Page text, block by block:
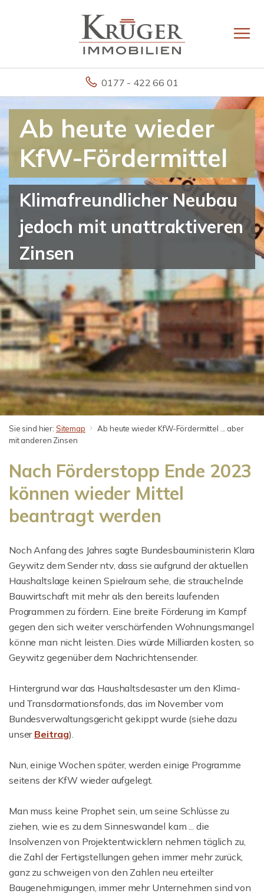
0177 - 422 66 01
Ab heute wieder
KfW-Fördermittel
Klimafreundlicher Neubau
jedoch mit unattraktiveren
Zinsen
Sie sind hier: Sitemap
Ab heute wieder KfW-Fördermittel ... aber
mit anderen Zinsen
Nach Förderstopp Ende 2023
können wieder Mittel
beantragt werden
Noch Anfang des Jahres sagte Bundesbauministerin Klara
Geywitz dem Sender ntv, dass sie aufgrund der aktuellen
Haushaltslage keinen Spielraum sehe, die strauchelnde
Bauwirtschaft mit mehr als den bereits laufenden
Programmen zu fördern. Eine breite Förderung im Kampf
gegen den sich weiter verschärfenden Wohnungsmangel
könne man nicht leisten. Dies würde Milliarden kosten, so
Geywitz gegenüber dem Nachrichtensender.
Hintergrund war das Haushaltsdesaster um den Klima-
und Transdormationsfonds, das im November vom
Bundesverwaltungsgericht gekippt wurde (siehe dazu
unser Beitrag).
Nun, einige Wochen später, werden einige Programme
seitens der KfW wieder aufgelegt.
Man muss keine Prophet sein, um seine Schlüsse zu
ziehen, wie es zu dem Sinneswandel kam ... die
Insolvenzen von Projektentwicklern nehmen täglich zu,
die Zahl der Fertigstellungen gehen immer mehr zurück,
ganz zu schweigen von den Zahlen neu erteilter
Baugenehmigungen, immer mehr Unternehmen sind von